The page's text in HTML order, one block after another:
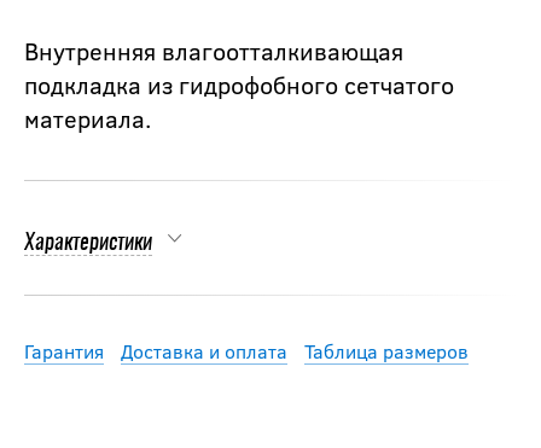
Внутренняя влагоотталкивающая
подкладка из гидрофобного сетчатого
материала.
Характеристики
Гарантия Доставка и оплата Таблица размеров